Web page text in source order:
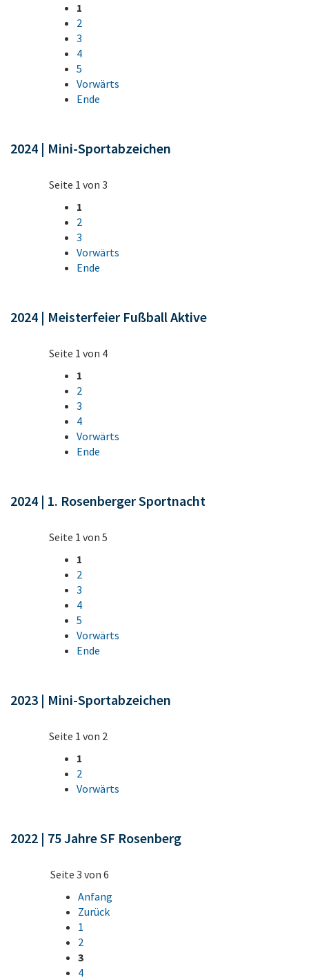
1
2
3
4
5
Vorwärts
Ende
2024 | Mini-Sportabzeichen
Seite 1 von 3
1
2
3
Vorwärts
Ende
2024 | Meisterfeier Fußball Aktive
Seite 1 von 4
1
2
3
4
Vorwärts
Ende
2024 | 1. Rosenberger Sportnacht
Seite 1 von 5
1
2
3
4
5
Vorwärts
Ende
2023 | Mini-Sportabzeichen
Seite 1 von 2
1
2
Vorwärts
2022 | 75 Jahre SF Rosenberg
Seite 3 von 6
Anfang
Zurück
1
2
3
4